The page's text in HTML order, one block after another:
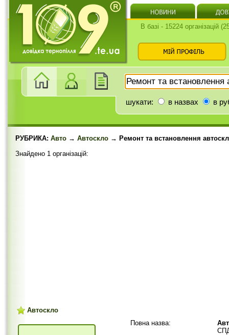
В базі - 15224 організацій
шукати: в назвах в
РУБРИКА: Авто → Автоскло → Ремонт та встановлення
Знайдено 1 організацій:
Автоскло
Повна назва: